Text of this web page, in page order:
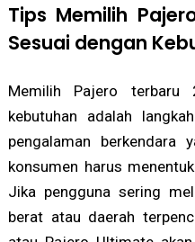
Tips Memilih
Sesuai dengan
Memilih Pajero terbaru
kebutuhan adalah
pengalaman berkendara
konsumen harus
Jika pengguna sering
berat atau daerah